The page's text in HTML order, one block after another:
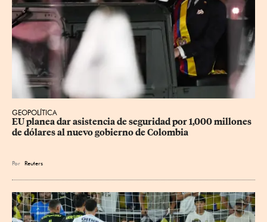
GEOPOLÍTICA
EU planea dar asistencia de seguridad por 1,000 millones
de dólares al nuevo gobierno de Colombia
Por Reuters